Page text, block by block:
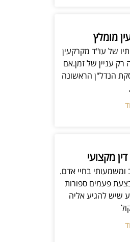
מומלץ
של עו"ד מקרקעין
רק עניין של זמן.אם
הנדל"ן הראשונה
מקצועי
ומשמעותי בחיי אדם.
פעמים ספורות
שיש להגיע אליה